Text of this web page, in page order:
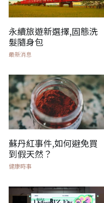
永續旅遊新選擇,固態洗
髮隨身包
最新消息
蘇丹紅事件,如何避免買
到假天然？
健康時事